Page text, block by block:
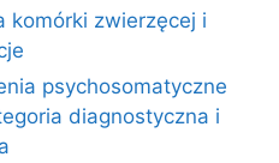
komórki zwierzęcej i
psychosomatyczne
diagnostyczna i